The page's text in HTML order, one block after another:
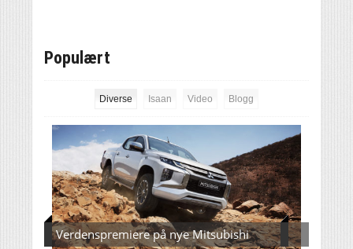
Populært
Diverse Isaan Video Blogg
Verdenspremiere på nye Mitsubishi